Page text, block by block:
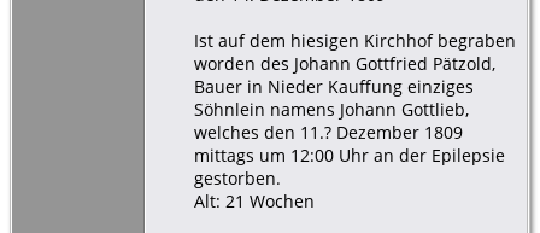
Kauffung,
Kreis
Goldberg,
Schlesien
Ist auf dem hiesigen Kirchhof begraben
worden des Johann Gottfried Pätzold,
Bauer in Nieder Kauffung einziges
Söhnlein namens Johann Gottlieb,
welches den 11.? Dezember 1809
mittags um 12:00 Uhr an der Epilepsie
gestorben.
Alt: 21 Wochen